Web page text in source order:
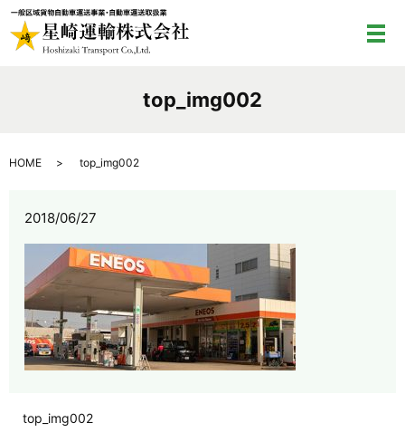
メ
top_img002
HOME top_img002
2018/06/27
top_img002